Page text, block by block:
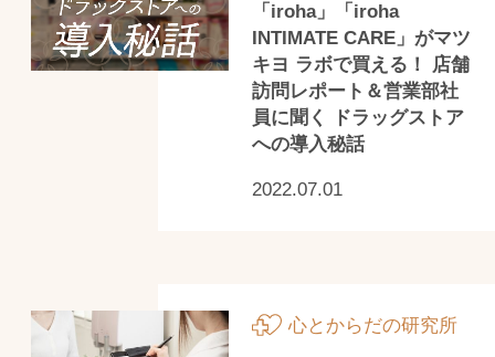
「iroha」「iroha
INTIMATE CARE」がマツ
キヨ ラボで買える！ 店舗
訪問レポート＆営業部社
員に聞く ドラッグストア
への導入秘話
2022.07.01
心とからだの研究所